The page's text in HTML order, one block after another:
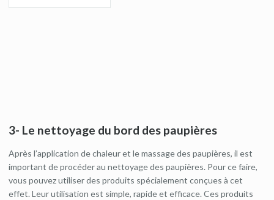
3- Le nettoyage du bord des paupières
Après l’application de chaleur et le massage des paupières, il est
important de procéder au nettoyage des paupières. Pour ce faire,
vous pouvez utiliser des produits spécialement conçues à cet
effet. Leur utilisation est simple, rapide et efficace. Ces produits